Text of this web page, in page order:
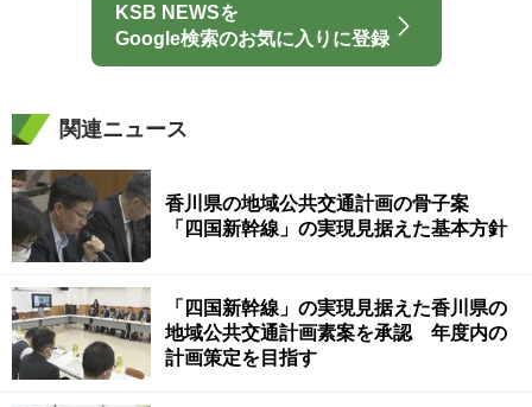
KSB NEWSを
Google検索のお気に入りに登録
関連ニュース
香川県の地域公共交通計画の骨子案
「四国新幹線」の実現見据えた基本方針
「四国新幹線」の実現見据えた香川県の
地域公共交通計画素案を承認 年度内の
計画策定を目指す